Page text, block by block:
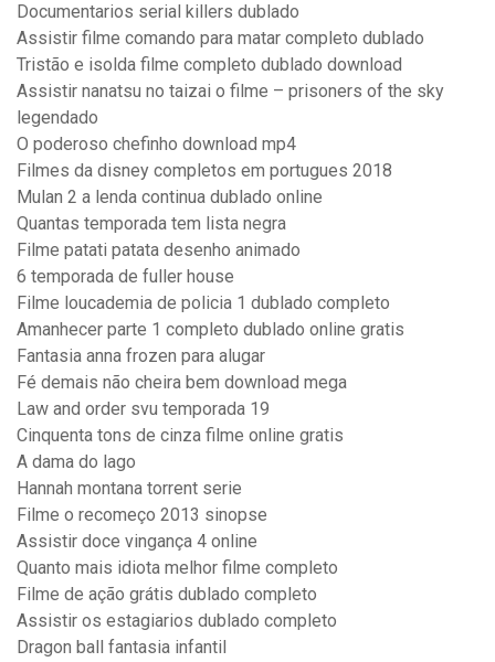
Documentarios serial killers dublado
Assistir filme comando para matar completo dublado
Tristão e isolda filme completo dublado download
Assistir nanatsu no taizai o filme – prisoners of the sky
legendado
O poderoso chefinho download mp4
Filmes da disney completos em portugues 2018
Mulan 2 a lenda continua dublado online
Quantas temporada tem lista negra
Filme patati patata desenho animado
6 temporada de fuller house
Filme loucademia de policia 1 dublado completo
Amanhecer parte 1 completo dublado online gratis
Fantasia anna frozen para alugar
Fé demais não cheira bem download mega
Law and order svu temporada 19
Cinquenta tons de cinza filme online gratis
A dama do lago
Hannah montana torrent serie
Filme o recomeço 2013 sinopse
Assistir doce vingança 4 online
Quanto mais idiota melhor filme completo
Filme de ação grátis dublado completo
Assistir os estagiarios dublado completo
Dragon ball fantasia infantil